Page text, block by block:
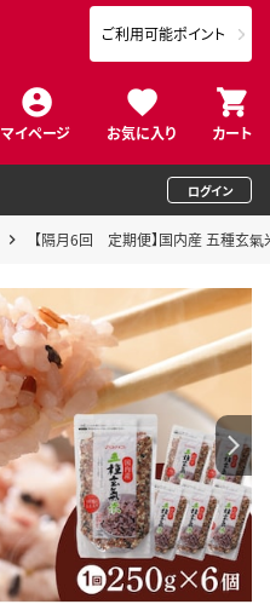
マイページ お気に入り カート
ご利用可能ポイント
ログイン
【隔月6回 定期便】国内産 五種